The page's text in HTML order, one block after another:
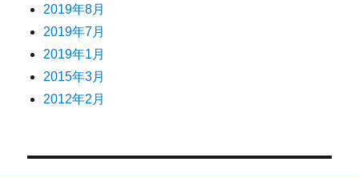
2019年8月
2019年7月
2019年1月
2015年3月
2012年2月